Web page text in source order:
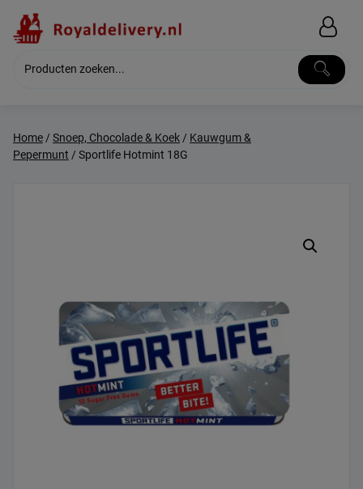
content
Home/ Snoep, Chocolade & Koek/ Kauwgum &
Pepermunt / Sportlife Hotmint 18G